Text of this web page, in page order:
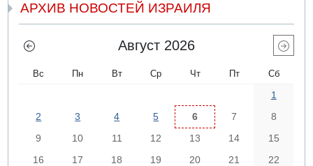
АРХИВ НОВОСТЕЙ ИЗРАИЛЯ
Август 2026
Вс Пн Вт Ср Чт Пт Сб
1
2
3 4 5 6 7
8
9
10 11 12 13 14
15
16
17 18 19 20 21
22